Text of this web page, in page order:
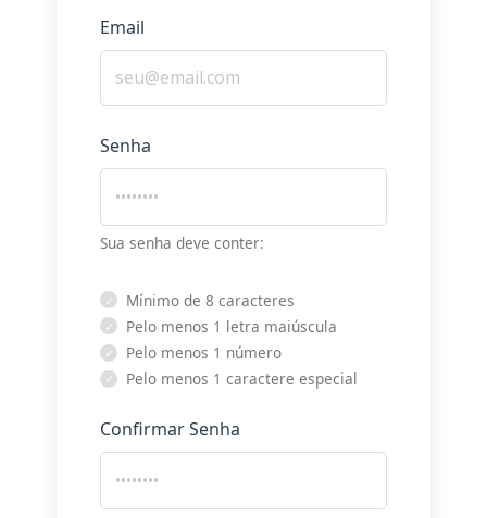
Email
Senha
Sua senha deve conter:
✓ Mínimo de 8 caracteres
✓ Pelo menos 1 letra maiúscula
✓ Pelo menos 1 número
✓ Pelo menos 1 caractere especial
Confirmar Senha